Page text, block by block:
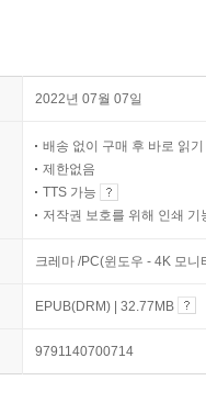
2022년 07월 07일
배송 없이 구매 후 바로 읽기
제한없음
TTS 가능
저작권 보호를 위해 인쇄 기
크레마 /PC(윈도우 - 4K 모
EPUB(DRM) | 32.77MB
9791140700714